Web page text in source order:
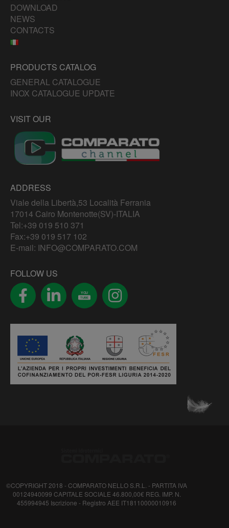
DOWNLOAD
NEWS
CONTACTS
PRODUCTS CATALOG
GENERAL CATALOGUE
INOX CATALOGUE UPDATE
VISIT OUR
ADDRESS
Viale della Libertà,53 Località Ferrania
17014 Cairo Montenotte(SV)-ITALIA
Tel:+39 019 510 371
Fax:+39 019 517 102
E-mail: INFO@COMPARATO.COM
FOLLOW US
YOU
TUBE
©COPYRIGHT 2018 - COMPARATO NELLO S.R.L. - PARTITA IVA
00124940099 CAPITALE SOCIALE 46.800,00€ REG. IMP. N.
455994945 Iscrizione - Registro AEE IT18110000010916